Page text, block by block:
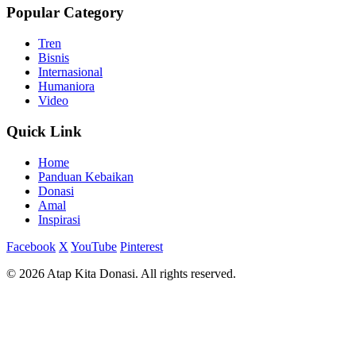
Popular Category
Tren
Bisnis
Internasional
Humaniora
Video
Quick Link
Home
Panduan Kebaikan
Donasi
Amal
Inspirasi
Facebook X YouTube Pinterest
© 2026 Atap Kita Donasi. All rights reserved.